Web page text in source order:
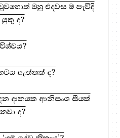
ඔහු එදවස ම පැවිදි
ද?
ඇත්තක් ද?
දානයක ආනිසංශ සීයක්
ද?